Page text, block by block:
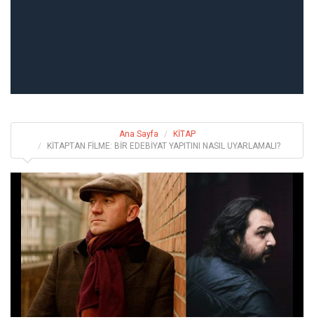
Ana Sayfa
KİTAP
KİTAPTAN FİLME: BİR EDEBİYAT YAPITINI NASIL UYARLAMALI?